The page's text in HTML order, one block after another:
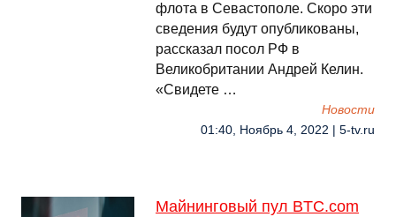
флота в Севастополе. Скоро эти
сведения будут опубликованы,
рассказал посол РФ в
Великобритании Андрей Келин.
«Свидете …
Новости
01:40, Ноябрь 4, 2022 | 5-tv.ru
Майнинговый пул BTC.com